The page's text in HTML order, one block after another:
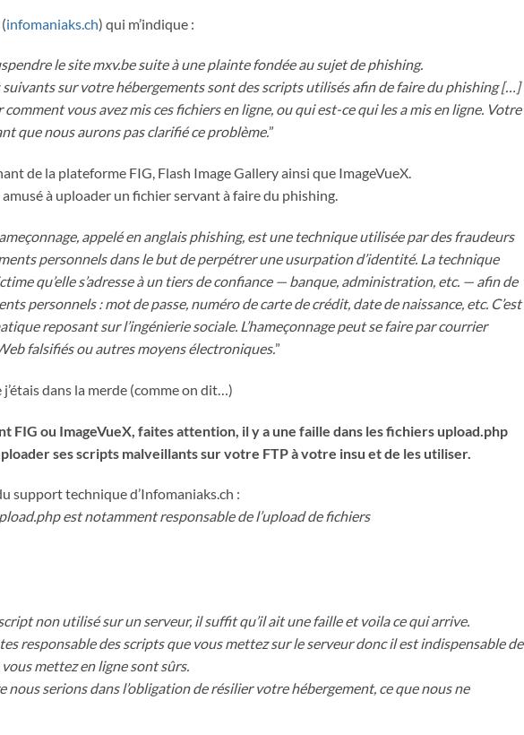
infomaniaks.ch) qui m’indique :
le site mxv.be suite à une plainte fondée au sujet de phishing.
suivants sur votre hébergements sont des scripts utilisés afin de faire du phishing […]
vous avez mis ces fichiers en ligne, ou qui est-ce qui les a mis en ligne. Votre
que nous aurons pas clarifié ce problème.”
de la plateforme FIG, Flash Image Gallery ainsi que ImageVueX.
à uploader un fichier servant à faire du phishing.
appelé en anglais phishing, est une technique utilisée par des fraudeurs
personnels dans le but de perpétrer une usurpation d’identité. La technique
qu’elle s’adresse à un tiers de confiance — banque, administration, etc. — afin de
personnels : mot de passe, numéro de carte de crédit, date de naissance, etc. C’est
reposant sur l’ingénierie sociale. L’hameçonnage peut se faire par courrier
falsifiés ou autres moyens électroniques.”
dans la merde (comme on dit…)
FIG ou ImageVueX, faites attention, il y a une faille dans les fichiers upload.php
ses scripts malveillants sur votre FTP à votre insu et de les utiliser.
support technique d’Infomaniaks.ch :
est notamment responsable de l’upload de fichiers
non utilisé sur un serveur, il suffit qu’il ait une faille et voila ce qui arrive.
responsable des scripts que vous mettez sur le serveur donc il est indispensable de
mettez en ligne sont sûrs.
nous serions dans l’obligation de résilier votre hébergement, ce que nous ne